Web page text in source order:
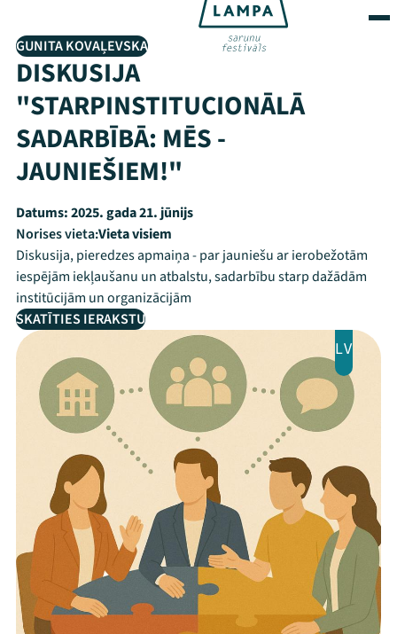
GUNITA KOVAĻEVSKA
DISKUSIJA
"STARPINSTITUCIONĀLĀ
SADARBĪBĀ: MĒS -
JAUNIEŠIEM!"
Datums:2025. gada 21. jūnijs
Norises vieta:Vieta visiem
Diskusija, pieredzes apmaiņa - par jauniešu ar ierobežotām
iespējām iekļaušanu un atbalstu, sadarbību starp dažādām
institūcijām un organizācijām
SKATĪTIES IERAKSTU
LV